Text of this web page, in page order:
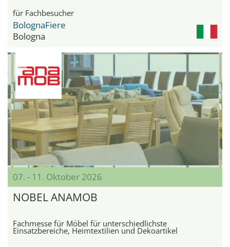
für Fachbesucher
BolognaFiere
Bologna
07. - 11. Oktober 2026
NOBEL ANAMOB
Fachmesse für Möbel für unterschiedlichste
Einsatzbereiche, Heimtextilien und Dekoartikel